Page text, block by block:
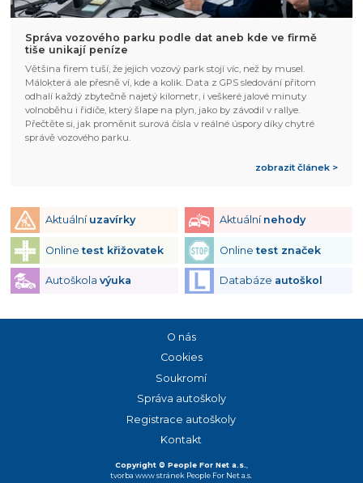
Správa vozového parku podle dat aneb kde ve firmě
tiše unikají peníze
Většina firem tuší, že jejich vozový park stojí víc, než by musel.
Málokterá ale přesně ví, kde a kolik. Data z GPS sledování přitom
odhalí každý zbytečně najetý kilometr, i veškeré jalové minuty
volnoběhu i řidiče, který šlape na plyn, jako by závodil v rallye.
Přečtěte si, jak proměnit surová čísla v reálné úspory díky chytré
správě vozového parku.
zobrazit článek >
Aktuální uzavírky Aktuální nehody
Onlinetest křižovatek Onlinetest značek
Autoškola výuka Databáze autoškol
Copyright © People For Net a.s.,
tvorba www stránek People For Net a.s.
O nás
Cookies
Soukromí
Správa autoškoly
Registrace autoškoly
Kontakt